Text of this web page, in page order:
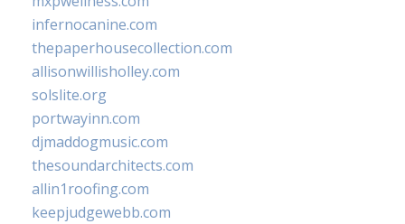
infernocanine.com
thepaperhousecollection.com
allisonwillisholley.com
solslite.org
portwayinn.com
djmaddogmusic.com
thesoundarchitects.com
allin1roofing.com
keepjudgewebb.com